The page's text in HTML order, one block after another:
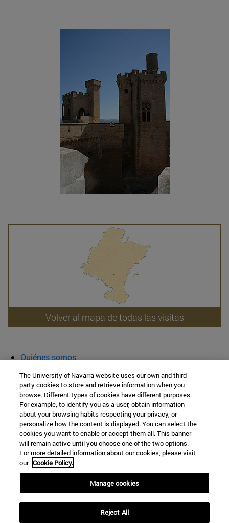
Volver al mapa de todas las visitas
Quiénes somos
Aula abierta
Cátedra de Patrimonio y Arte Navarro
Facultad de Filosofía y Letras
Campus Universitario s/n
Navarra
España
The University of Navarra website uses our own and third-
party cookies to store and retrieve information when you
browse. Different types of cookies have different purposes.
For example, to identify you as a user, obtain information
about your browsing habits respecting your privacy, or
personalize how the content is displayed. You can select the
cookies you want to enable or accept them all. This banner
will remain active until you choose one of the two options.
For more detailed information about our cookies, please visit
our Cookie Policy.
Manage cookies
Reject All